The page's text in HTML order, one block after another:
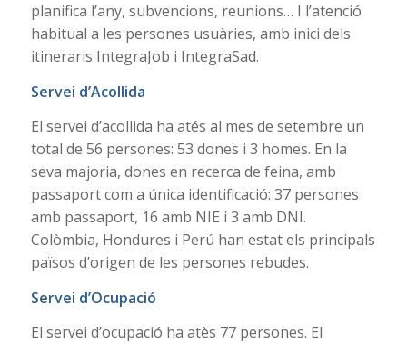
planifica l’any, subvencions, reunions… I l’atenció
habitual a les persones usuàries, amb inici dels
itineraris IntegraJob i IntegraSad.
Servei d’Acollida
El servei d’acollida ha atés al mes de setembre un
total de 56 persones: 53 dones i 3 homes. En la
seva majoria, dones en recerca de feina, amb
passaport com a única identificació: 37 persones
amb passaport, 16 amb NIE i 3 amb DNI.
Colòmbia, Hondures i Perú han estat els principals
països d’origen de les persones rebudes.
Servei d’Ocupació
El servei d’ocupació ha atès 77 persones. El